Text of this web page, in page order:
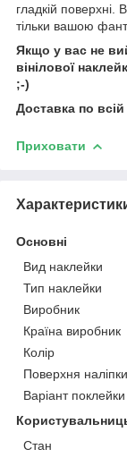
гладкій поверхні.
тільки вашою
Якщо у вас не
вінілової
;-)
Доставка по всій
Приховати
Основні
Вид наклейки
Тип наклейки
Виробник
Країна виробник
Колір
Поверхня наліпки
Варіант поклейки
Стан